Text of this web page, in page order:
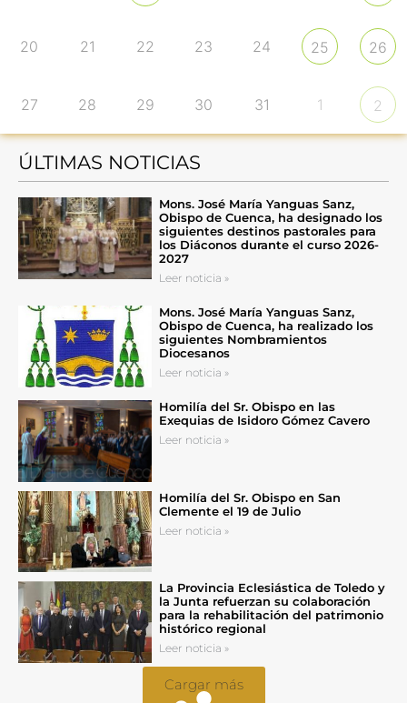
20 21 22 23 24 25 26
27 28 29 30 31 1 2
ÚLTIMAS NOTICIAS
Mons. José María Yanguas Sanz,
Obispo de Cuenca, ha designado los
siguientes destinos pastorales para
los Diáconos durante el curso 2026-
2027
Leer noticia »
Mons. José María Yanguas Sanz,
Obispo de Cuenca, ha realizado los
siguientes Nombramientos
Diocesanos
Leer noticia »
Homilía del Sr. Obispo en las
Exequias de Isidoro Gómez Cavero
Leer noticia »
Homilía del Sr. Obispo en San
Clemente el 19 de Julio
Leer noticia »
La Provincia Eclesiástica de Toledo y
la Junta refuerzan su colaboración
para la rehabilitación del patrimonio
histórico regional
Leer noticia »
Cargar más